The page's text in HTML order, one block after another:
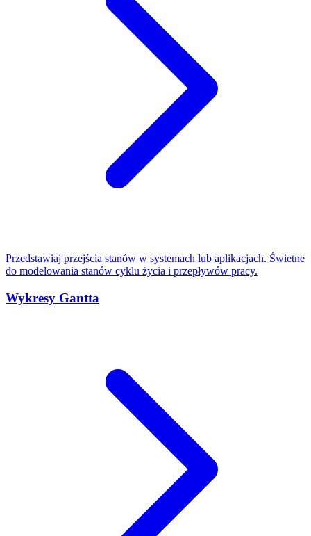
Przedstawiaj przejścia stanów w systemach lub aplikacjach. Świetne
do modelowania stanów cyklu życia i przepływów pracy.
Wykresy Gantta